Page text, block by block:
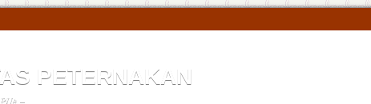
PETERNAKAN
–